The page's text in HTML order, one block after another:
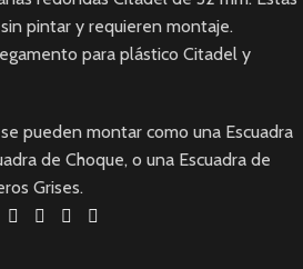
pintar y requieren montaje.
para plástico Citadel y
pueden montar como una Escuadra
de Choque, o una Escuadra de
Grises.